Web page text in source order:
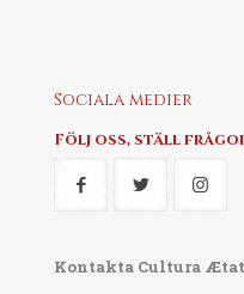
Sociala medier
Följ oss, ställ
Kontakta Cultura